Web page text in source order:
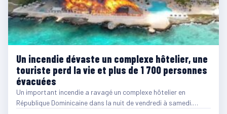
Un incendie dévaste un complexe hôtelier, une
touriste perd la vie et plus de 1 700 personnes
évacuées
Un important incendie a ravagé un complexe hôtelier en
République Dominicaine dans la nuit de vendredi à samedi.…